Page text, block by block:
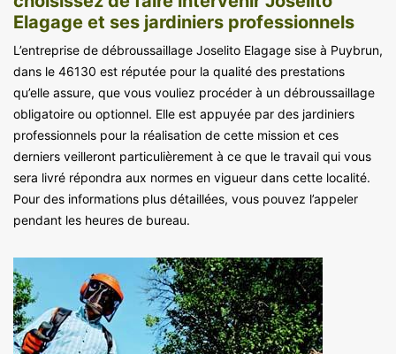
Elagage et ses jardiniers professionnels
L’entreprise de débroussaillage Joselito Elagage sise à Puybrun,
dans le 46130 est réputée pour la qualité des prestations
qu’elle assure, que vous vouliez procéder à un débroussaillage
obligatoire ou optionnel. Elle est appuyée par des jardiniers
professionnels pour la réalisation de cette mission et ces
derniers veilleront particulièrement à ce que le travail qui vous
sera livré répondra aux normes en vigueur dans cette localité.
Pour des informations plus détaillées, vous pouvez l’appeler
pendant les heures de bureau.